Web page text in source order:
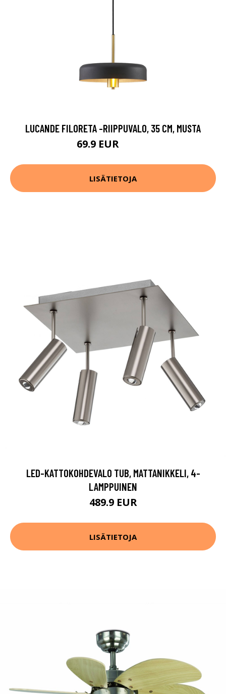
LUCANDE FILORETA -RIIPPUVALO, 35 CM, MUSTA
69.9 EUR
LISÄTIETOJA
LED-KATTOKOHDEVALO TUB, MATTANIKKELI, 4-
LAMPPUINEN
489.9 EUR
LISÄTIETOJA